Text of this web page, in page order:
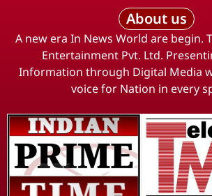
About us
A new era In News World are begin.
Entertainment Pvt. Ltd.
Information through Digital Media
voice for Nation in every